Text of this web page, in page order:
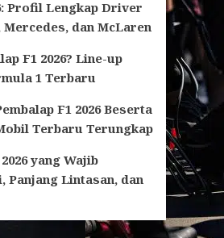
Profil Lengkap Driver
dan McLaren
F1 2026? Line-up
1 Terbaru
F1 2026 Beserta
Terbaru Terungkap
yang Wajib
Panjang Lintasan, dan